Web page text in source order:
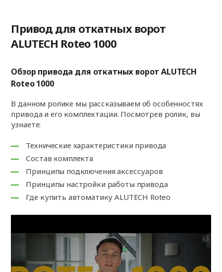
Привод для откатных ворот
ALUTECH Roteo 1000
Обзор привода для откатных ворот ALUTECH
Roteo 1000
В данном ролике мы рассказываем об особенностях
привода и его комплектации. Посмотрев ролик, вы
узнаете:
Технические характеристики привода
Состав комплекта
Принципы подключения аксессуаров
Принципы настройки работы привода
Где купить автоматику ALUTECH Roteo